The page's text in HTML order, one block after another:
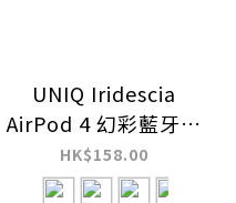
UNIQ Iridescia
AirPod 4 幻彩藍牙耳
機保護套
HK$158.00